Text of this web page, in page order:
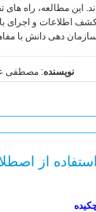
اند. این مطالعه، راه
اطلاعات و اجرای
سازمان دهی دانش با
نویسنده: مصطفی
استفاده از